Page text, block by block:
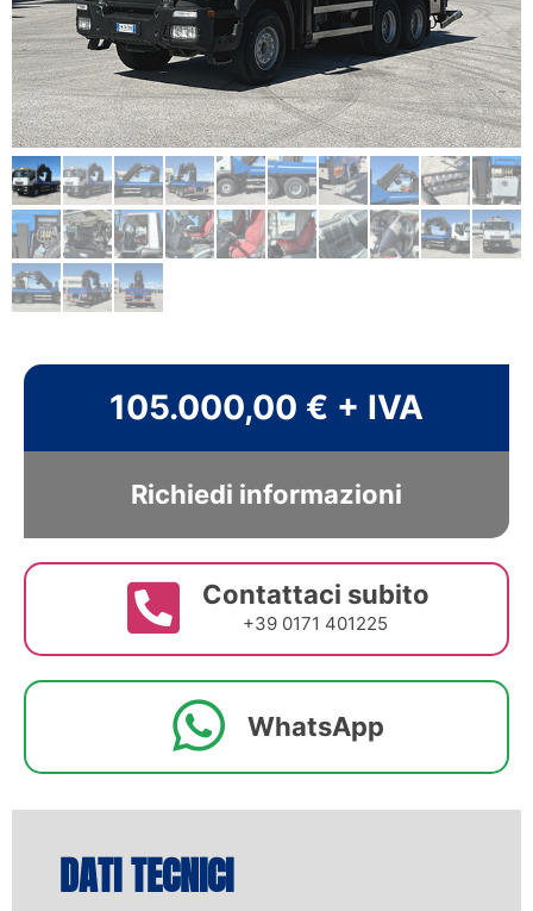
105.000,00 € + IVA
Richiedi informazioni
Contattaci subito
+39 0171 401225
WhatsApp
DATI TECNICI